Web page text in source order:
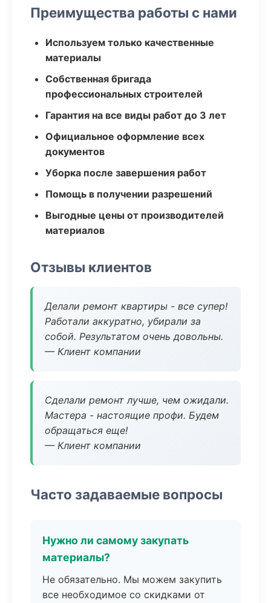
Преимущества работы с нами
Используем только качественные
материалы
Собственная бригада
профессиональных строителей
Гарантия на все виды работ до 3 лет
Официальное оформление всех
документов
Уборка после завершения работ
Помощь в получении разрешений
Выгодные цены от производителей
материалов
Отзывы клиентов
Делали ремонт квартиры - все супер!
Работали аккуратно, убирали за
собой. Результатом очень довольны.
— Клиент компании
Сделали ремонт лучше, чем ожидали.
Мастера - настоящие профи. Будем
обращаться еще!
— Клиент компании
Часто задаваемые вопросы
Нужно ли самому закупать
материалы?
Не обязательно. Мы можем закупить
все необходимое со скидками от